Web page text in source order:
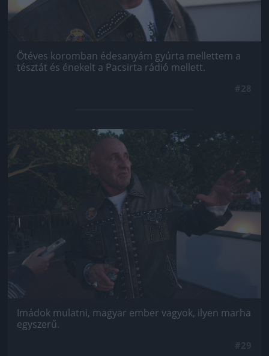
Ötéves koromban édesanyám gyúrta mellettem a
tésztát és énekelt a Pacsirta rádió mellett.
Jön még kép!
Imádok mulatni, magyar ember vagyok, ilyen marha
egyszerű.